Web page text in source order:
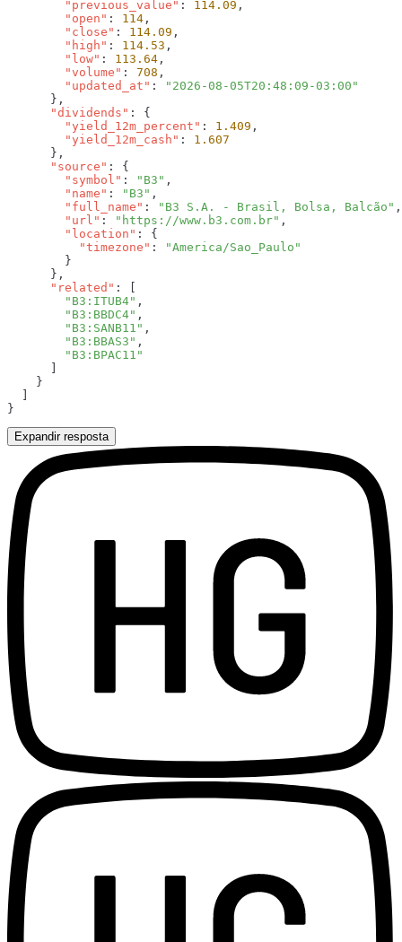
        "previous_value"
: 114.09
        "open"
: 114
        "close"
: 114.09
        "high"
: 114.53
        "low"
: 113.64
        "volume"
: 708
        "updated_at"
:
      "dividends"
        "yield_12m_percent"
: 1.409
        "yield_12m_cash"
:
      "source"
        "symbol"
: "B3"
        "name"
: "B3"
        "full_name"
:
"B3 S.A. - Brasil, Bolsa, Balcão"
        "url"
: "https://www.b3.com.br"
        "location"
          "timezone"
:
      "related"
        "B3:ITUB4"
        "B3:BBDC4"
        "B3:SANB11"
        "B3:BBAS3"
Expandir resposta